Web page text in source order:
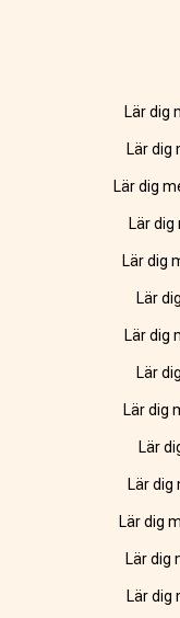
Lär dig
Lär dig
Lär dig
Lär
Lär dig
Lär
Lär dig
Lär
Lär dig
Lär
Lär dig
Lär dig
Lär dig
Lär dig